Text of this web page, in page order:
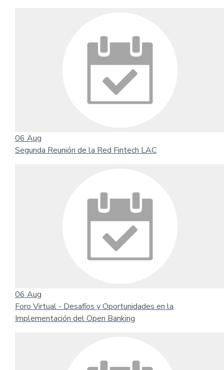
06 Aug
Segunda Reunión de la Red Fintech LAC
06 Aug
Foro Virtual - Desafíos y Oportunidades en la
Implementación del Open Banking